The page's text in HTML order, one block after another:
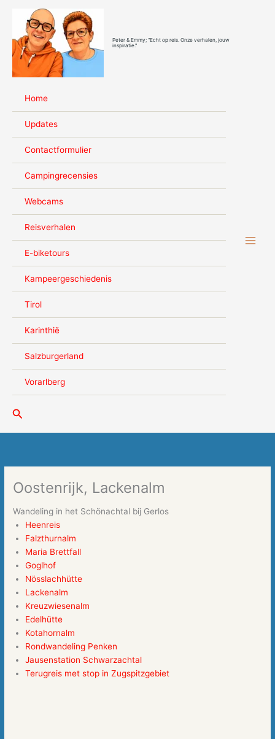
inhoud
Peter & Emmy; "Echt op reis. Onze verhalen, jouw
inspiratie."
Home
Updates
Contactformulier
Campingrecensies
Webcams
Reisverhalen
E-biketours
Kampeergeschiedenis
Tirol
Karinthië
Salzburgerland
Vorarlberg
Zoeken
Oostenrijk, Lackenalm
Wandeling in het Schönachtal bij Gerlos
Heenreis
Falzthurnalm
Maria Brettfall
Goglhof
Nösslachhütte
Lackenalm
Kreuzwiesenalm
Edelhütte
Kotahornalm
Rondwandeling Penken
Jausenstation Schwarzachtal
Terugreis met stop in Zugspitzgebiet